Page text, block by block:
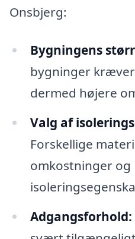
Onsbjerg:
Bygningens
bygninger
dermed højere
Valg af
Forskellige
omkostninger og
Adgangsforhold: